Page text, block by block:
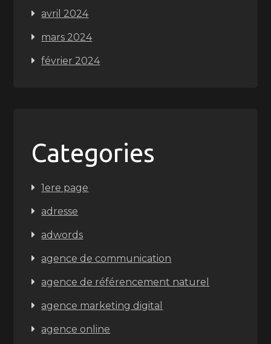
avril 2024
mars 2024
février 2024
Categories
1ere page
adresse
adwords
agence de communication
agence de référencement naturel
agence marketing digital
agence online